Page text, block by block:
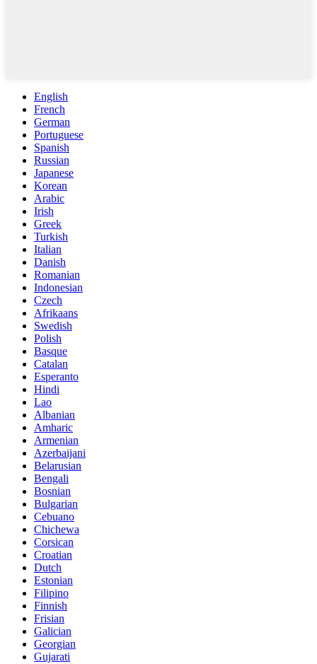
English
French
German
Portuguese
Spanish
Russian
Japanese
Korean
Arabic
Irish
Greek
Turkish
Italian
Danish
Romanian
Indonesian
Czech
Afrikaans
Swedish
Polish
Basque
Catalan
Esperanto
Hindi
Lao
Albanian
Amharic
Armenian
Azerbaijani
Belarusian
Bengali
Bosnian
Bulgarian
Cebuano
Chichewa
Corsican
Croatian
Dutch
Estonian
Filipino
Finnish
Frisian
Galician
Georgian
Gujarati